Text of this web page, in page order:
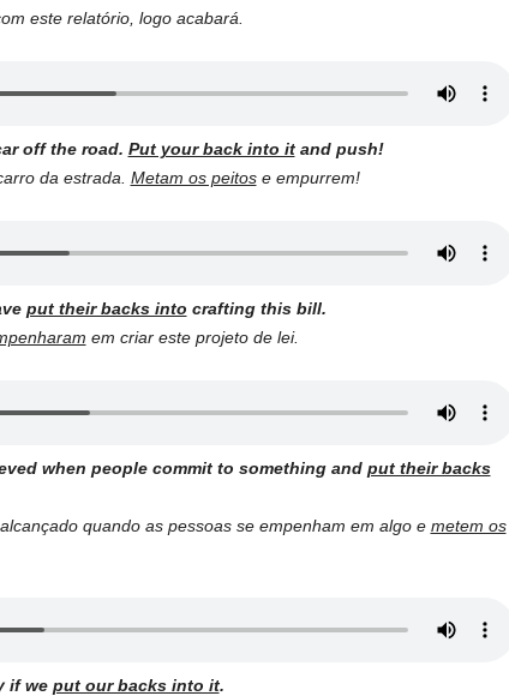
este relatório, logo acabará.
off the road. Put your back into itand push!
da estrada. Metam os peitose empurrem!
put their backs into crafting this bill.
em criar este projeto de lei.
when people commit to something and put their backs
quando as pessoas se empenham em algo e metem os
if we put our backs into it.